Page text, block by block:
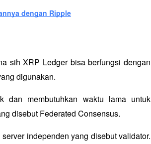
dengan Ripple
sih XRP Ledger bisa berfungsi dengan
digunakan.
dan membutuhkan waktu lama untuk
disebut Federated Consensus.
independen yang disebut validator.